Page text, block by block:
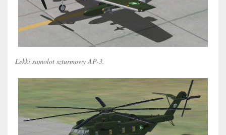
Lekki samolot szturmowy AP-3.